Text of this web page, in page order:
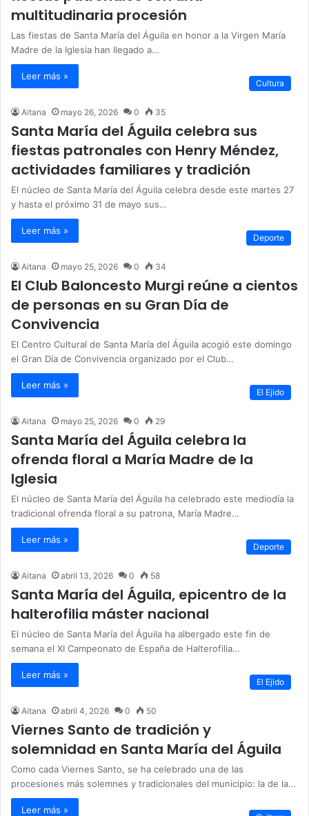
multitudinaria procesión
Las fiestas de Santa María del Águila en honor a la Virgen María
Madre de la Iglesia han llegado a…
Leer más »
Cultura
Aitana mayo 26, 2026 0 35
Santa María del Águila celebra sus
fiestas patronales con Henry Méndez,
actividades familiares y tradición
El núcleo de Santa María del Águila celebra desde este martes 27
y hasta el próximo 31 de mayo sus…
Leer más »
Deporte
Aitana mayo 25, 2026 0 34
El Club Baloncesto Murgi reúne a cientos
de personas en su Gran Día de
Convivencia
El Centro Cultural de Santa María del Águila acogió este domingo
el Gran Día de Convivencia organizado por el Club…
Leer más »
El Ejido
Aitana mayo 25, 2026 0 29
Santa María del Águila celebra la
ofrenda floral a María Madre de la
Iglesia
El núcleo de Santa María del Águila ha celebrado este mediodía la
tradicional ofrenda floral a su patrona, María Madre…
Leer más »
Deporte
Aitana abril 13, 2026 0 58
Santa María del Águila, epicentro de la
halterofilia máster nacional
El núcleo de Santa María del Águila ha albergado este fin de
semana el XI Campeonato de España de Halterofilia…
Leer más »
El Ejido
Aitana abril 4, 2026 0 50
Viernes Santo de tradición y
solemnidad en Santa María del Águila
Como cada Viernes Santo, se ha celebrado una de las
procesiones más solemnes y tradicionales del municipio: la de la…
Leer más »